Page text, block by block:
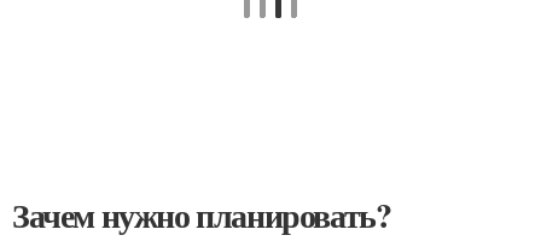
Зачем нужно планировать?